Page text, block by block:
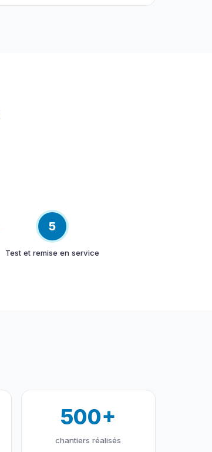
5
Test et remise en service
500+
chantiers réalisés